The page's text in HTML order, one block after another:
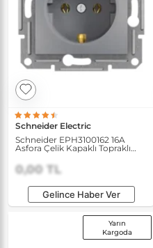
Schneider Electric
Schneider EPH3100162 16A
Asfora Çelik Kapaklı Topraklı
0,00 TL
Gelince Haber Ver
Yarın
Kargoda